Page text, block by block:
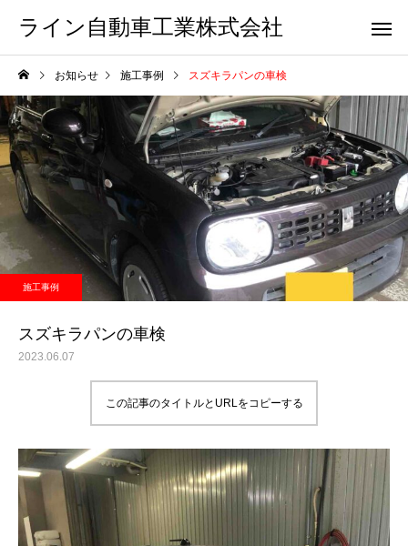
ライン自動車工業株式会社
お知らせ 施工事例 スズキラパンの車検
施工事例
スズキラパンの車検
2023.06.07
この記事のタイトルとURLをコピーする